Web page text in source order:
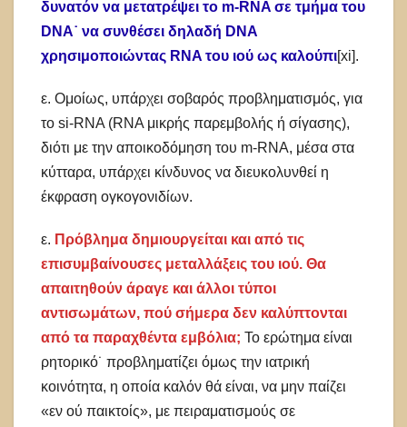
δυνατόν να μετατρέψει το m-RNA σε τμήμα του
DNA˙ να συνθέσει δηλαδή DNA
χρησιμοποιώντας RNA του ιού ως καλούπι[xi].
ε. Ομοίως, υπάρχει σοβαρός προβληματισμός, για
το si-RNA (RNA μικρής παρεμβολής ή σίγασης),
διότι με την αποικοδόμηση του m-RNA, μέσα στα
κύτταρα, υπάρχει κίνδυνος να διευκολυνθεί η
έκφραση ογκογονιδίων.
ε. Πρόβλημα δημιουργείται και από τις
επισυμβαίνουσες μεταλλάξεις του ιού. Θα
απαιτηθούν άραγε και άλλοι τύποι
αντισωμάτων, πού σήμερα δεν καλύπτονται
από τα παραχθέντα εμβόλια; Το ερώτημα είναι
ρητορικό˙ προβληματίζει όμως την ιατρική
κοινότητα, η οποία καλόν θά είναι, να μην παίζει
«εν ού παικτοίς», με πειραματισμούς σε